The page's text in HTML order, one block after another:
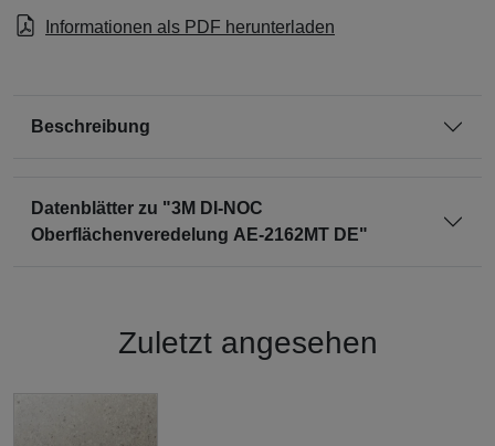
Informationen als PDF herunterladen
Beschreibung
Datenblätter zu "3M DI-NOC
Oberflächenveredelung AE-2162MT DE"
Zuletzt angesehen